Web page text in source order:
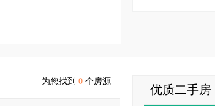
为您找到 0 个房源
优质二手房